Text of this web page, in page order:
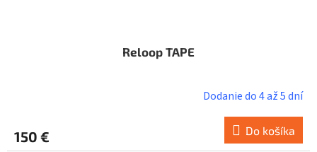
Reloop TAPE
Dodanie do 4 až 5 dní
150 € Do košíka